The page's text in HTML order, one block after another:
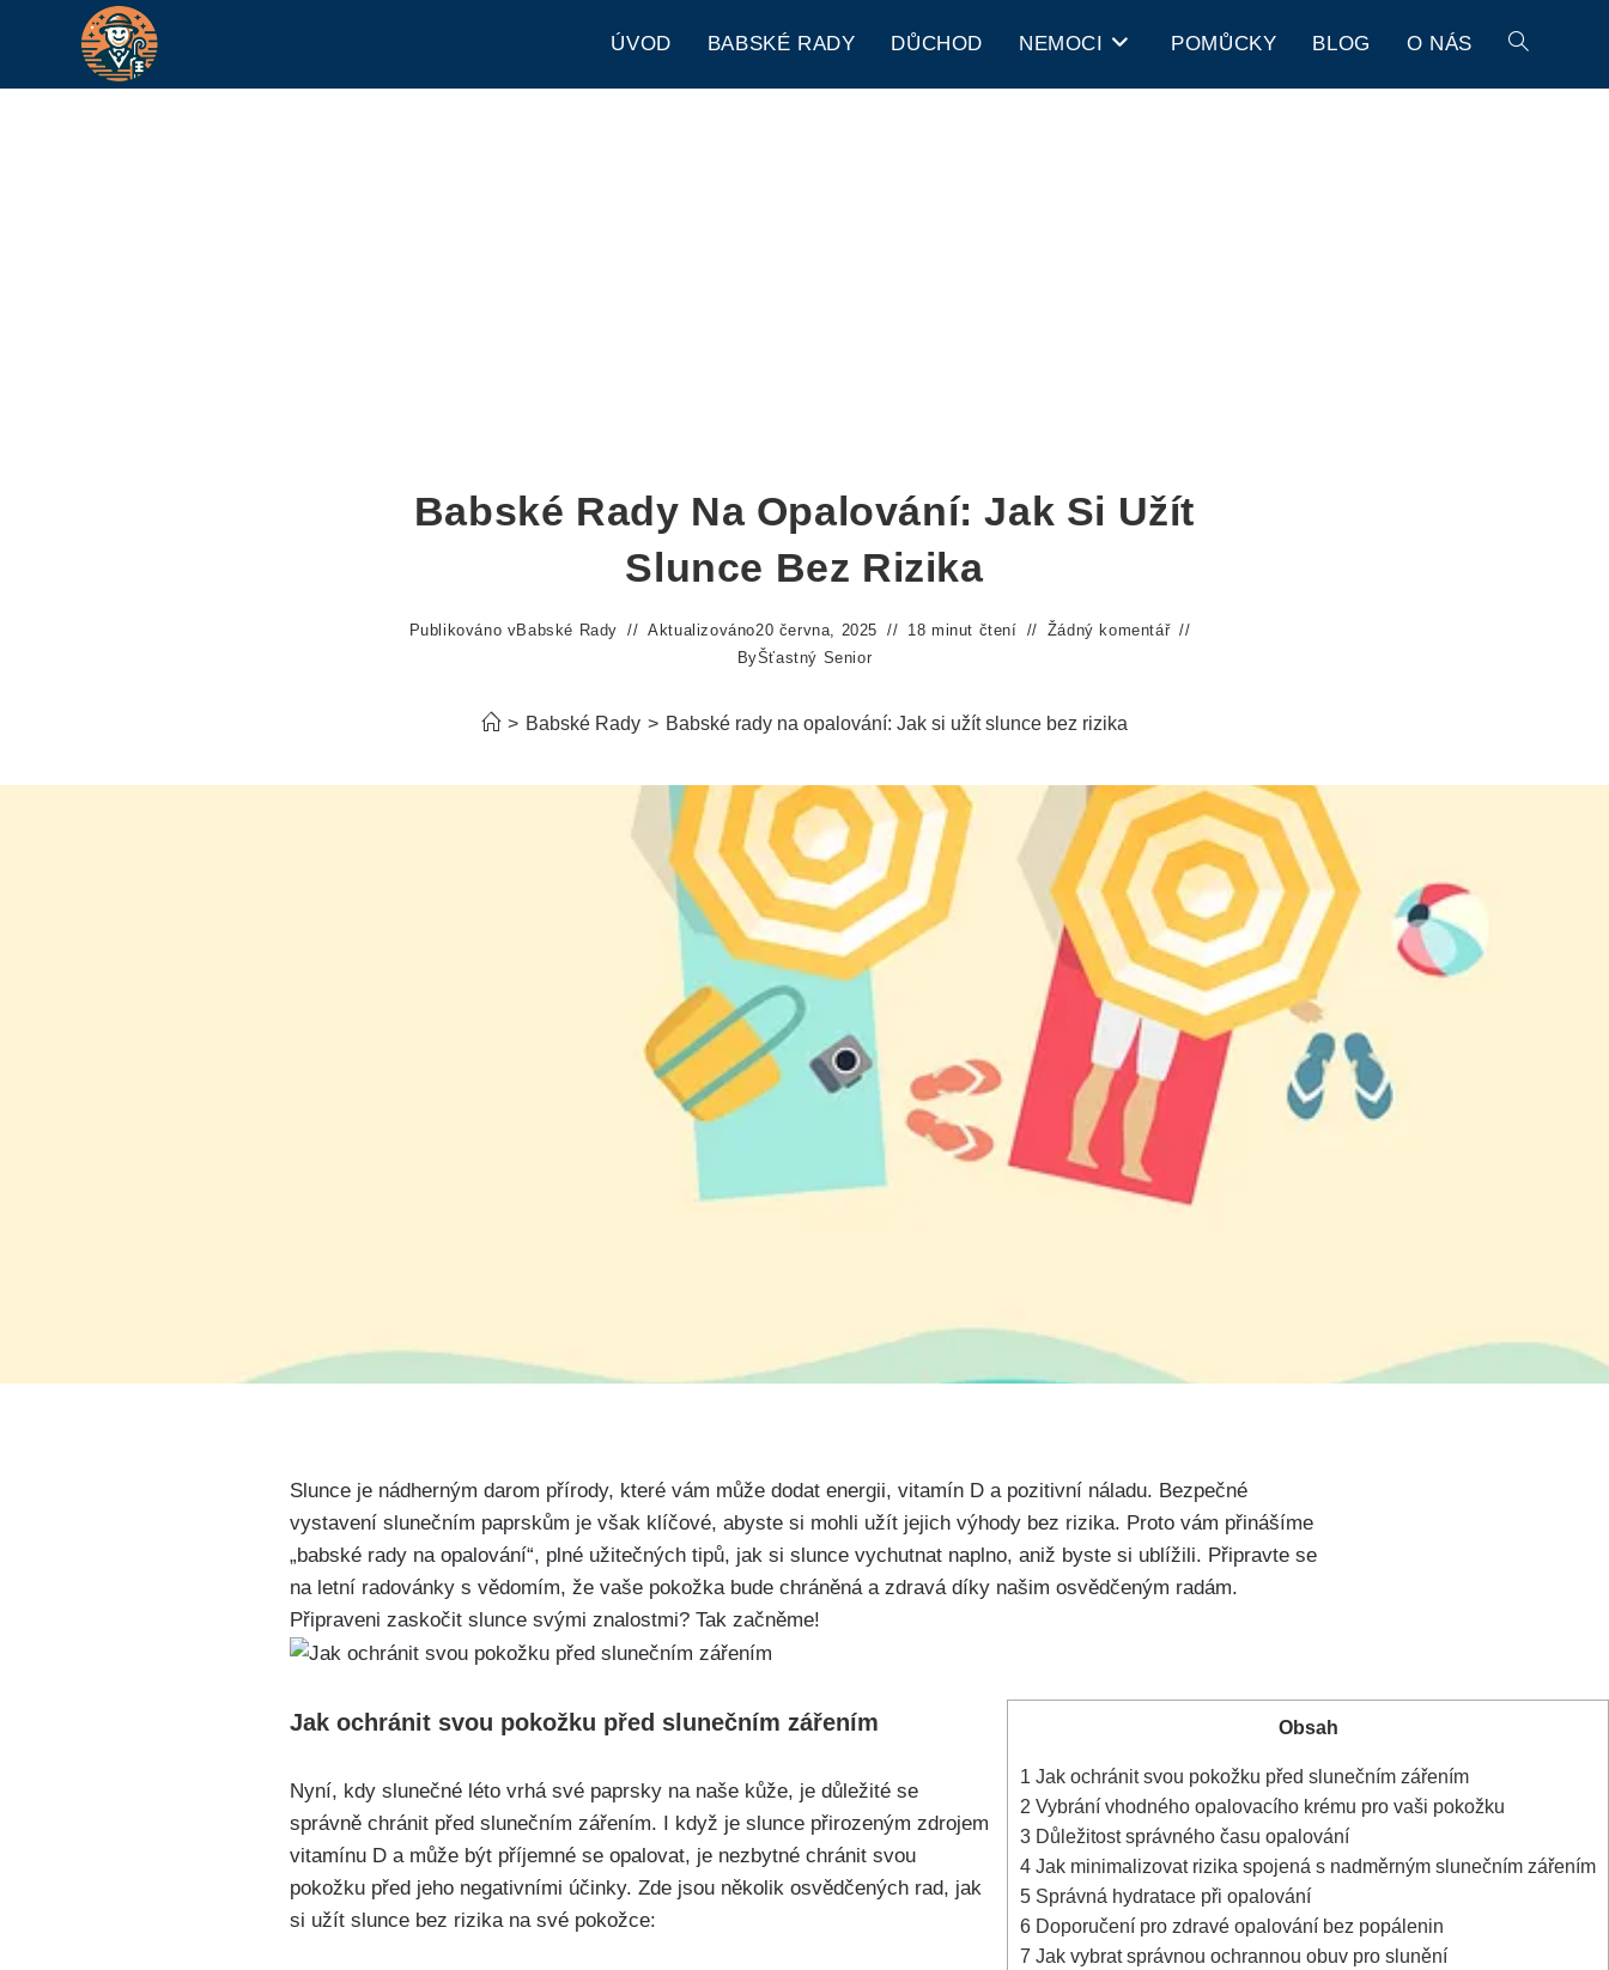
ÚVOD BABSKÉ RADY DŮCHOD NEMOCI POMŮCKY BLOG O NÁS
Babské Rady Na Opalování: Jak Si Užít
Slunce Bez Rizika
Publikováno vBabské Rady Aktualizováno20 června, 2025 18 minut čtení
Žádný komentář
ByŠťastný Senior
> Babské Rady > Babské rady na opalování: Jak si užít slunce bez rizika
‍Slunce ⁤je nádherným darom přírody, které vám může dodat ⁢energii, vitamín ‌D a pozitivní ​náladu. Bezpečné
vystavení slunečním paprskům je však klíčové, abyste si mohli užít jejich výhody bez rizika. ⁣Proto‌ vám přinášíme
„babské rady ⁤na⁣ opalování“,​ plné užitečných⁣ tipů, jak⁣ si slunce‌ vychutnat naplno, ⁢aniž byste si ‌ublížili.‍ Připravte se
na letní radovánky s vědomím, že vaše pokožka bude chráněná ⁤a zdravá ⁢díky našim osvědčeným radám.⁣
Připraveni zaskočit slunce svými⁣ znalostmi?⁣ Tak začněme!
Obsah
1 Jak ochránit svou pokožku před slunečním zářením
2 Vybrání ‍vhodného ‍opalovacího krému pro vaši pokožku
3 Důležitost​ správného času⁢ opalování
4 Jak ⁣minimalizovat rizika spojená ‍s nadměrným slunečním zářením
5 Správná ⁤hydratace při‍ opalování
6 Doporučení pro zdravé opalování bez popálenin
7 Jak ⁢vybrat správnou ochrannou obuv ⁣pro slunění
Jak ochránit svou pokožku před slunečním zářením
Nyní,⁢ kdy slunečné ⁢léto vrhá své paprsky na⁤ naše ⁢kůže, je důležité se ​
správně chránit před⁢ slunečním zářením. I​ když je ⁤slunce přirozeným zdrojem
‍vitamínu D a může ⁣být příjemné​ se ⁢opalovat,⁣ je nezbytné chránit‍ svou
‍pokožku před jeho ‍negativními účinky. Zde‍ jsou několik‍ osvědčených rad, jak
si užít slunce bez rizika na své pokožce: